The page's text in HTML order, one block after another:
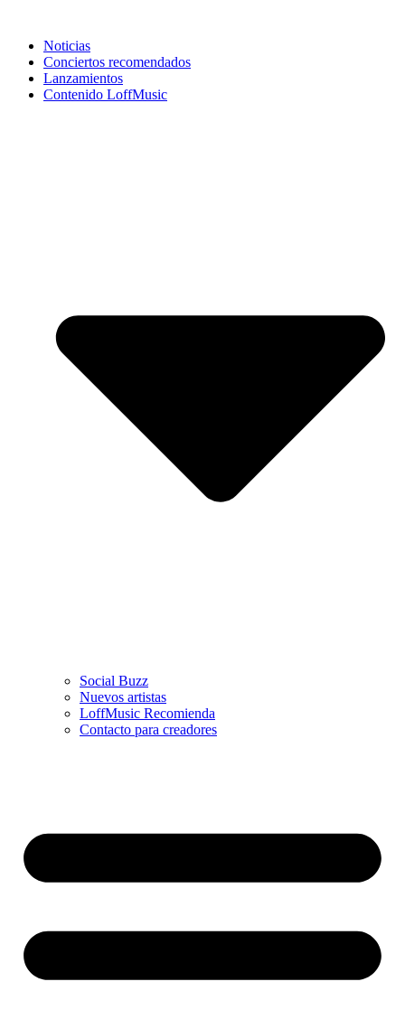
Noticias
Conciertos recomendados
Lanzamientos
Contenido LoffMusic
Social Buzz
Nuevos artistas
LoffMusic Recomienda
Contacto para creadores